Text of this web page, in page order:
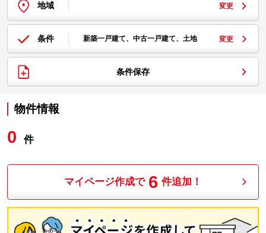
地域 変更
条件 新築一戸建て、中古一戸建て、土地 変更
条件保存
物件情報
0 件
マイページ作成で 6 件追加！